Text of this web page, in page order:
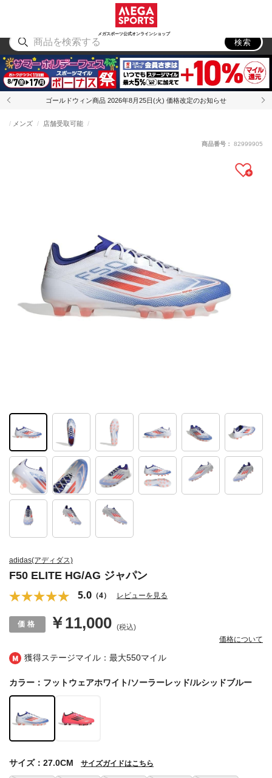
メガスポーツ公式オンラインショップ
アウトドア
検索
ゴールドウィン商品 2026年8月25日(火) 価格改定のお知らせ
獲得ステージマイル：最大550マイル
adidas(アディダス)
F50 ELITE HG/AG ジャパン
5.0 （4） レビューを見る
メンズ 店舗受取可能
￥11,000 (税込)
価格について
商品番号： 82999905
カラー：フットウェアホワイト/ソーラーレッド/ルシッドブルー
サイズ：27.0CM サイズガイドはこちら